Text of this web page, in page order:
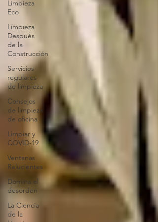
Limpieza
Eco
Limpieza
Después
de la
Construcción
Servicios
regulares
de limpieza
Consejos
de limpieza
de oficina
Limpiar y
COVID-19
Ventanas
Relucientes
Domina el
desorden
La Ciencia
de la